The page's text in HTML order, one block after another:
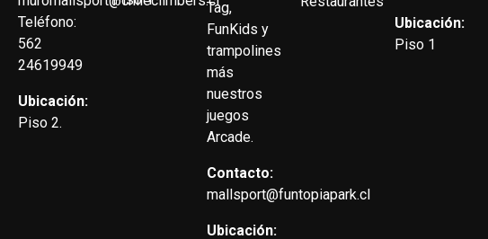
Teléfono:
562
24619949
Ubicación:
Piso 2.
Tag,
FunKids y
trampolines
más
nuestros
juegos
Arcade.
Contacto:
mallsport@funtopiapark.cl
Ubicación:
Ubicación:
Piso 1